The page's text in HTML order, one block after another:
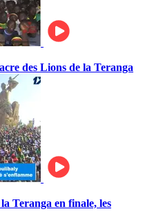
des Lions de la Teranga
Teranga en finale, les